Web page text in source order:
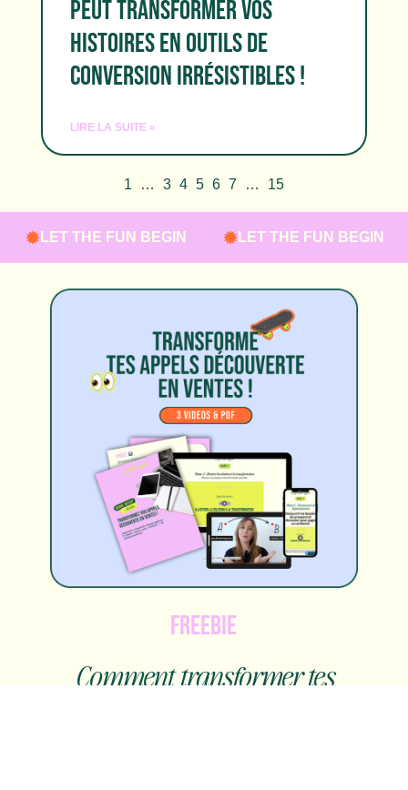
PEUT TRANSFORMER VOS
HISTOIRES EN OUTILS DE
CONVERSION IRRÉSISTIBLES !
LIRE LA SUITE »
1 … 3 4 5 6 7 … 15
THE FUN BEGIN LET THE FUN BEGIN
FREEBIE
Comment transformer tes